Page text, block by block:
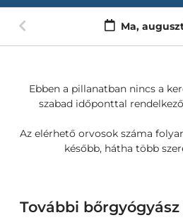
Ma,
Ebben a pillanatban nincs a
szabad időponttal
Az elérhető orvosok száma
később, hátha több
További